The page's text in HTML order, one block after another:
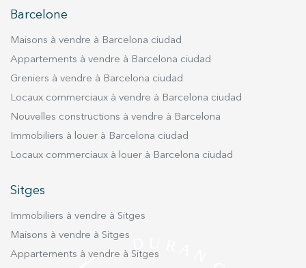
recherche de proximité avec les services urbains.
résidents pourront profiter d'une large gamme
de commerces, de restaurants, d'écoles et de
centres de santé, ainsi que des magnifiques
plages qui caractérisent cette charmante ville
unifamiliales, offrant la flexibilité de
personnaliser le design et la distribution selon
propriétaire. De plus, le quartier résidentiel où
les transports en commun et les routes
principales, facilitant l'accès à d'autres localités
voisines et à Barcelone. En définitive, ces six
Barcelone
Maisons à vendre à Barcelona ciudad
Appartements à vendre à Barcelona ciudad
Greniers à vendre à Barcelona ciudad
Locaux commerciaux à vendre à Barcelona ciudad
Nouvelles constructions à vendre à Barcelona
Immobiliers à louer à Barcelona ciudad
Locaux commerciaux à louer à Barcelona ciudad
Sitges
Immobiliers à vendre à Sitges
Maisons à vendre à Sitges
Appartements à vendre à Sitges